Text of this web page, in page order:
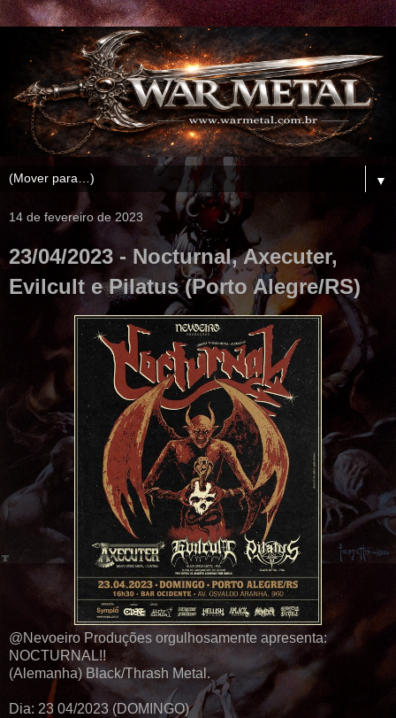
▼
14 de fevereiro de 2023
23/04/2023 - Nocturnal, Axecuter,
Evilcult e Pilatus (Porto Alegre/RS)
@Nevoeiro Produções orgulhosamente apresenta:
NOCTURNAL!!
(Alemanha) Black/Thrash Metal.
Dia: 23 04/2023 (DOMINGO)